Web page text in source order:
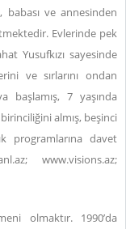
babası ve annesinden
Evlerinde pek
Yusufkızı sayesinde
ve sırlarını ondan
başlamış, 7 yaşında
birinciliğini almış, beşinci
programlarına davet
;www.visions.az;
olmaktır. 1990’da